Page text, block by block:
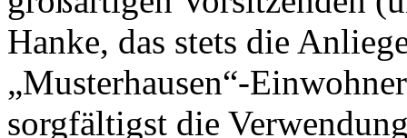
Hanke, das stets die
„Musterhausen“-
sorgfältigst die